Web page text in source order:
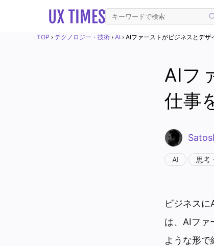
TOP › テクノロジー・技術 › AI › AIファーストがビジネスとデ
AIフ
仕事
AI 思考
ビジネスに
は、AIファ
ような形で